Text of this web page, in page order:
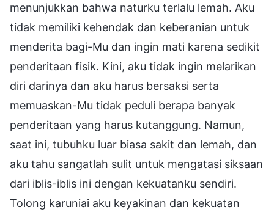
menunjukkan bahwa naturku terlalu lemah. Aku
tidak memiliki kehendak dan keberanian untuk
menderita bagi-Mu dan ingin mati karena sedikit
penderitaan fisik. Kini, aku tidak ingin melarikan
diri darinya dan aku harus bersaksi serta
memuaskan-Mu tidak peduli berapa banyak
penderitaan yang harus kutanggung. Namun,
saat ini, tubuhku luar biasa sakit dan lemah, dan
aku tahu sangatlah sulit untuk mengatasi siksaan
dari iblis-iblis ini dengan kekuatanku sendiri.
Tolong karuniai aku keyakinan dan kekuatan